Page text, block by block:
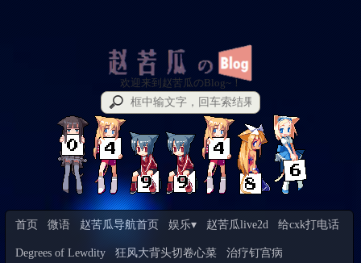
欢迎来到赵苦瓜のBlog~！
首页 微语 赵苦瓜导航首页 娱乐▾ 赵苦瓜live2d 给cxk打电话
Degrees of Lewdity 狂风大背头切卷心菜 治疗钉宫病